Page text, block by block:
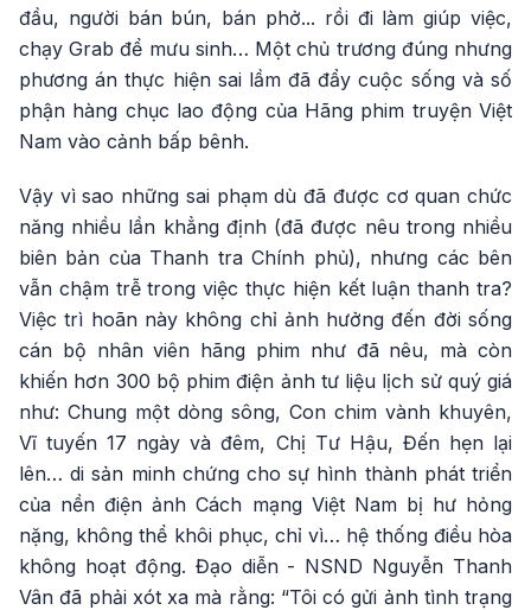
đầu, người bán bún, bán phở... rồi đi làm giúp việc,
chạy Grab để mưu sinh… Một chủ trương đúng nhưng
phương án thực hiện sai lầm đã đẩy cuộc sống và số
phận hàng chục lao động của Hãng phim truyện Việt
Nam vào cảnh bấp bênh.
Vậy vì sao những sai phạm dù đã được cơ quan chức
năng nhiều lần khẳng định (đã được nêu trong nhiều
biên bản của Thanh tra Chính phủ), nhưng các bên
vẫn chậm trễ trong việc thực hiện kết luận thanh tra?
Việc trì hoãn này không chỉ ảnh hưởng đến đời sống
cán bộ nhân viên hãng phim như đã nêu, mà còn
khiến hơn 300 bộ phim điện ảnh tư liệu lịch sử quý giá
như: Chung một dòng sông, Con chim vành khuyên,
Vĩ tuyến 17 ngày và đêm, Chị Tư Hậu, Đến hẹn lại
lên… di sản minh chứng cho sự hình thành phát triển
của nền điện ảnh Cách mạng Việt Nam bị hư hỏng
nặng, không thể khôi phục, chỉ vì… hệ thống điều hòa
không hoạt động. Đạo diễn - NSND Nguyễn Thanh
Vân đã phải xót xa mà rằng: “Tôi có gửi ảnh tình trạng